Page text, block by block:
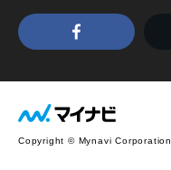
Copyright © Mynavi Corporation